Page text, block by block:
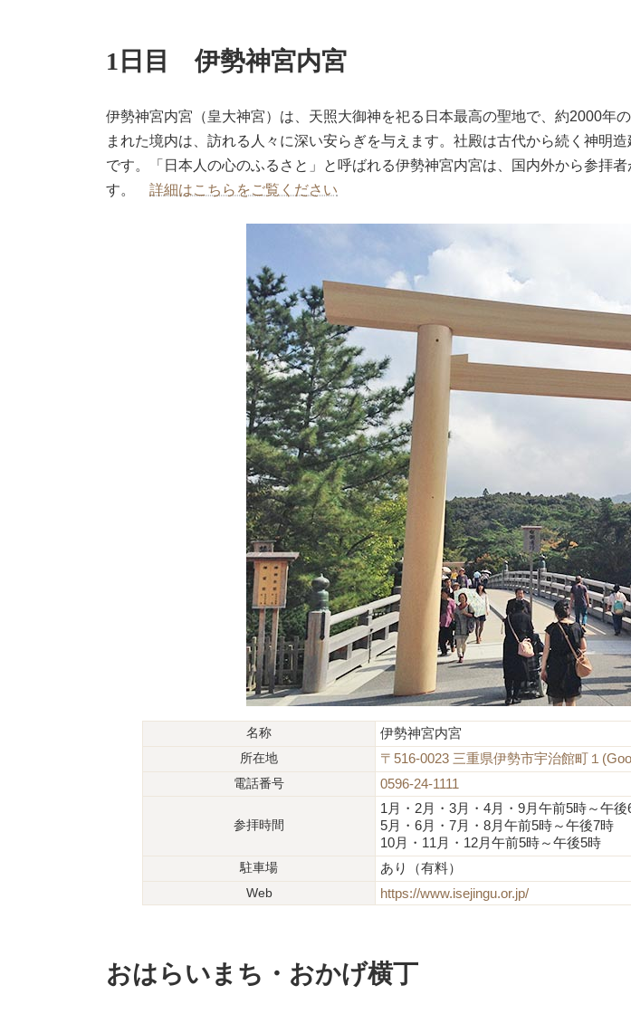
1日目 伊勢神宮内宮
伊勢神宮内宮（皇大神宮）は、天照大御神を祀る日本最高の聖地で、約2000年
まれた境内は、訪れる人々に深い安らぎを与えます。社殿は古代から続く神明
です。「日本人の心のふるさと」と呼ばれる伊勢神宮内宮は、国内外から参拝
す。 詳細はこちらをご覧ください
名称 伊勢神宮内宮
所在地 〒516-0023 三重県伊勢市宇治館町１
電話番号 0596-24-1111
参拝時間
1月・2月・3月・4月・9月午前5時～午後
5月・6月・7月・8月午前5時～午後7時
10月・11月・12月午前5時～午後5時
駐車場 あり（有料）
Web https://www.isejingu.or.jp/
おはらいまち・おかげ横丁